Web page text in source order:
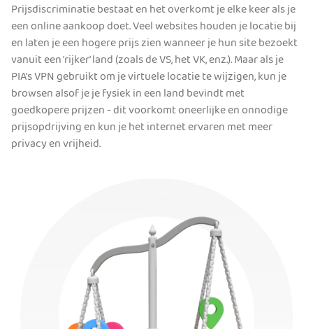
Prijsdiscriminatie bestaat en het overkomt je elke keer als je
een online aankoop doet. Veel websites houden je locatie bij
en laten je een hogere prijs zien wanneer je hun site bezoekt
vanuit een 'rijker' land (zoals de VS, het VK, enz.). Maar als je
PIA's VPN gebruikt om je virtuele locatie te wijzigen, kun je
browsen alsof je je fysiek in een land bevindt met
goedkopere prijzen - dit voorkomt oneerlijke en onnodige
prijsopdrijving en kun je het internet ervaren met meer
privacy en vrijheid.